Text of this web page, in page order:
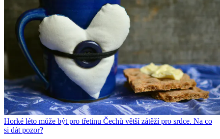
Horké léto může být pro třetinu Čechů větší zátěží pro srdce. Na co
si dát pozor?